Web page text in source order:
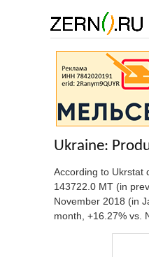
Ukraine:
According to Ukrstat
143722.0 MT (in
November 2018 (in
month, +16.27% vs.